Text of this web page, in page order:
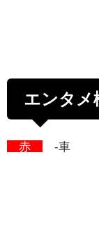
エンタメ
赤 -車